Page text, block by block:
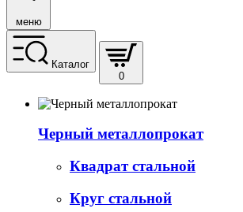
меню
Каталог
0
Черный металлопрокат
Квадрат стальной
Круг стальной